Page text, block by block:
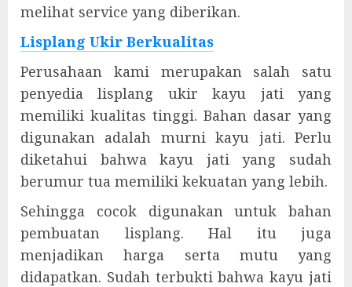
melihat service yang diberikan.
Lisplang Ukir Berkualitas
Perusahaan kami merupakan salah satu
penyedia lisplang ukir kayu jati yang
memiliki kualitas tinggi. Bahan dasar yang
digunakan adalah murni kayu jati. Perlu
diketahui bahwa kayu jati yang sudah
berumur tua memiliki kekuatan yang lebih.
Sehingga cocok digunakan untuk bahan
pembuatan lisplang. Hal itu juga
menjadikan harga serta mutu yang
didapatkan. Sudah terbukti bahwa kayu jati